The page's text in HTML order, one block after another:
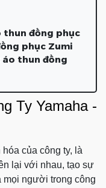
đồng phục
phục Zumi
áo thun đồng
Ty Yamaha -
của công ty, là
lại với nhau, tạo sự
mọi người trong công